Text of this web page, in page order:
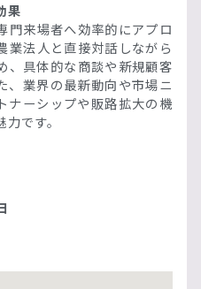
果
門来場者へ効率的にアプロ
業法人と直接対話しながら
、具体的な商談や新規顧客
、業界の最新動向や市場ニ
ナーシップや販路拡大の機
です。